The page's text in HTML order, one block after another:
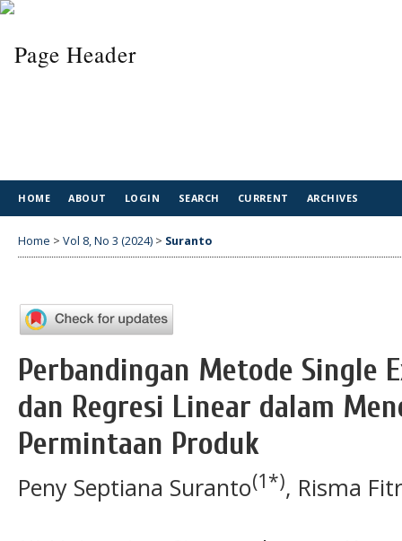
HOME ABOUT LOGIN SEARCH CURRENT ARCHIVES
Home > Vol 8, No 3 (2024) > Suranto
Perbandingan Metode Single
dan Regresi Linear dalam
Permintaan Produk
Peny Septiana Suranto(1*), Risma